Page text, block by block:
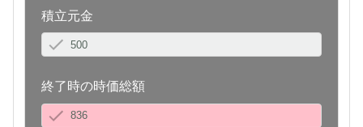
積立元金
終了時の時価総額